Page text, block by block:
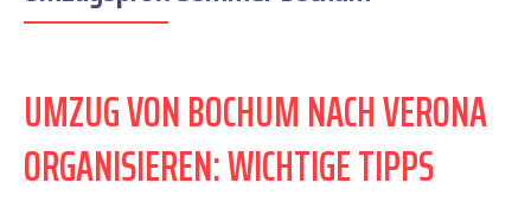
UMZUG VON BOCHUM NACH VERONA
ORGANISIEREN: WICHTIGE TIPPS